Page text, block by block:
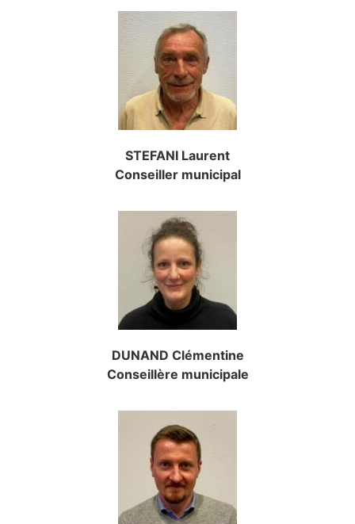
STEFANI Laurent
Conseiller municipal
DUNAND Clémentine
Conseillère municipale